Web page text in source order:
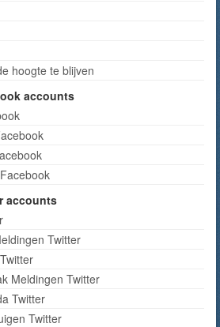
hoogte te blijven
accounts
accounts
Twitter
Meldingen Twitter
Twitter
Twitter